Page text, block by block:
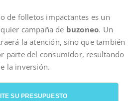
de folletos impactantes es un
campaña de buzoneo. Un
la atención, sino que también
parte del consumidor, resultando
la inversión.
SU PRESUPUESTO